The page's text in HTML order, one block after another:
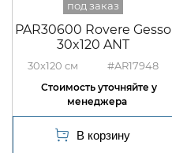
PAR30600 Rovere Gesso
30x120 ANT
30x120 #AR17948